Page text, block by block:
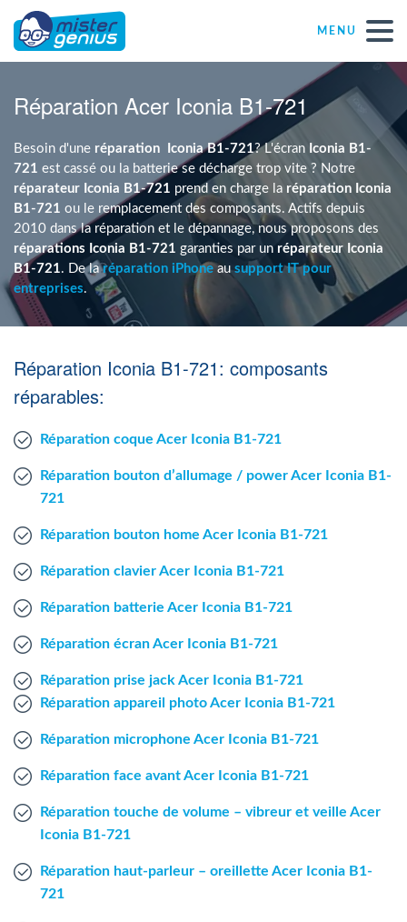
MENU
Magasins informatiques toutes marques
Particulier
Indépendant
PME
ASBL
Agent Mac
Réparation Acer Iconia B1-721
Besoin d'une réparation Iconia B1-721? L'écran Iconia B1-
721 est cassé ou la batterie se décharge trop vite ? Notre
réparateur Iconia B1-721 prend en charge la réparation Iconia
B1-721 ou le remplacement des composants. Actifs depuis
2010 dans la réparation et le dépannage, nous proposons des
réparations Iconia B1-721 garanties par un réparateur Iconia
B1-721. De laréparation iPhone ausupport IT pour
entreprises.
Réparation Iconia B1-721: composants
réparables:
Réparation coque Acer Iconia B1-721
Réparation bouton d’allumage / power Acer Iconia B1-
721
Réparation bouton home Acer Iconia B1-721
Réparation clavier Acer Iconia B1-721
Réparation batterie Acer Iconia B1-721
Réparation écran Acer Iconia B1-721
Réparation prise jack Acer Iconia B1-721
Réparation appareil photo Acer Iconia B1-721
Réparation microphone Acer Iconia B1-721
Réparation face avant Acer Iconia B1-721
Réparation touche de volume – vibreur et veille Acer
Iconia B1-721
Réparation haut-parleur – oreillette Acer Iconia B1-
721